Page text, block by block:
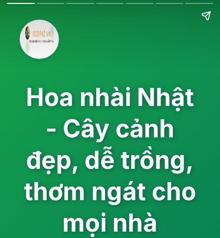
Hoa nhài Nhật
- Cây cảnh
đẹp, dễ trồng,
thơm ngát cho
mọi nhà